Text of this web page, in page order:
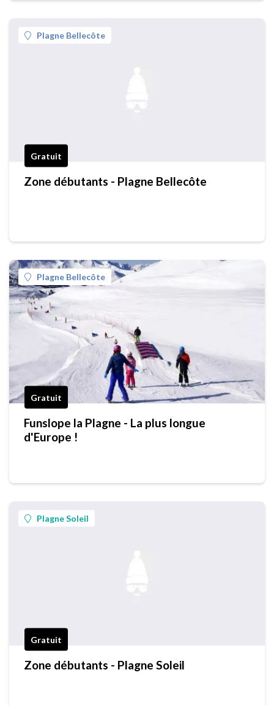
Plagne Bellecôte
Gratuit
Zone débutants - Plagne Bellecôte
Plagne Bellecôte
Gratuit
Funslope la Plagne - La plus longue
d'Europe !
Plagne Soleil
Gratuit
Zone débutants - Plagne Soleil